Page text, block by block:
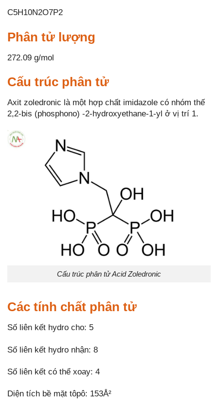
C5H10N2O7P2
Phân tử lượng
272.09 g/mol
Cấu trúc phân tử
Axit zoledronic là một hợp chất imidazole có nhóm thế
2,2-bis (phosphono) -2-hydroxyethane-1-yl ở vị trí 1.
Cấu trúc phân tử Acid Zoledronic
Các tính chất phân tử
Số liên kết hydro cho: 5
Số liên kết hydro nhận: 8
Số liên kết có thể xoay: 4
Diện tích bề mặt tôpô: 153Å²